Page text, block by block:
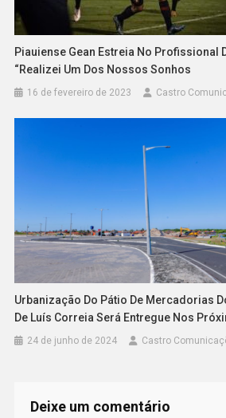
Piauiense Gean Estreia No Profissional
“Realizei Um Dos Nossos Sonhos
16 de fevereiro de 2023 Castro
Urbanização Do Pátio De Mercadorias
De Luís Correia Será Entregue Nos
24 de junho de 2024 Castro
Deixe um comentário